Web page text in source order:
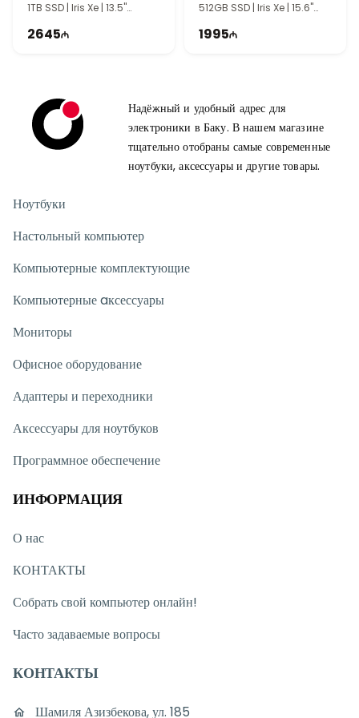
1TB SSD | Iris Xe | 13.5"
Win11
2645
512GB SSD | Iris Xe | 15.6"
1995
Надёжный и удобный адрес для
электроники в Баку. В нашем магазине
тщательно отобраны самые современные
ноутбуки, аксессуары и другие товары.
Ноутбуки
Настольный компьютер
Компьютерные комплектующие
Компьютерные aксессуары
Мониторы
Офисное оборудование
Адаптеры и переходники
Аксессуары для ноутбуков
Программное обеспечение
ИНФОРМАЦИЯ
О нас
КОНТАКТЫ
Собрать свой компьютер онлайн!
Часто задаваемые вопросы
КОНТАКТЫ
Шамиля Азизбекова, ул. 185